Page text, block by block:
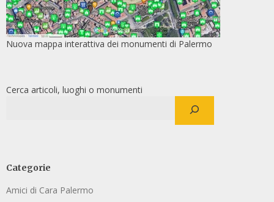
Nuova mappa interattiva dei monumenti di Palermo
Cerca articoli, luoghi o monumenti
Categorie
Amici di Cara Palermo